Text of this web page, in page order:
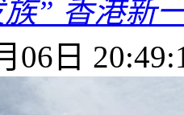
” 香港新
06日